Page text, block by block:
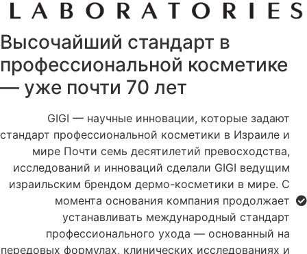
Высочайший стандарт в
профессиональной косметике
— уже почти 70 лет
GIGI — научные инновации, которые задают
стандарт профессиональной косметики в Израиле и
мире Почти семь десятилетий превосходства,
исследований и инноваций сделали GIGI ведущим
израильским брендом дермо-косметики в мире. С
момента основания компания продолжает
устанавливать международный стандарт
профессионального ухода — основанный на
передовых формулах, клинических исследованиях и